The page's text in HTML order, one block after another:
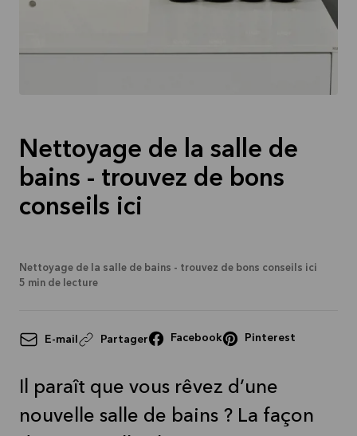
Nettoyage de la salle de
bains - trouvez de bons
conseils ici
Nettoyage de la salle de bains - trouvez de bons conseils ici
5 min de lecture
E-mail Partager Facebook Pinterest
Il paraît que vous rêvez d’une
nouvelle salle de bains ? La façon